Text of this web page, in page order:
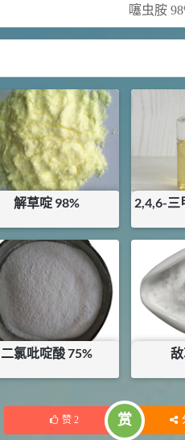
噻虫胺
解草啶 98%
¥90
库存：8.4 KG
2,4,6-三
二氯吡啶酸 75%
库存：0KG
赞 2 赏
调节剂
胺 98% NMA
茴香醛）
氨酸(羧甲司坦)